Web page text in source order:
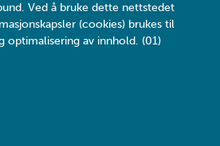
Ved å bruke dette nettstedet
(cookies) brukes til
optimalisering av innhold. (01)